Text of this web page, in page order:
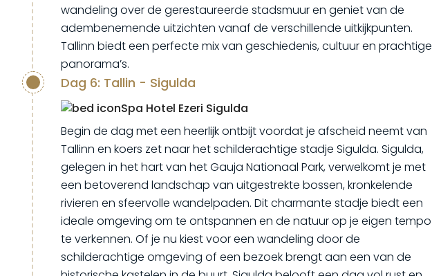
wandeling over de gerestaureerde stadsmuur en geniet van de
adembenemende uitzichten vanaf de verschillende uitkijkpunten.
Tallinn biedt een perfecte mix van geschiedenis, cultuur en prachtige
panorama’s.
Dag 6: Tallin - Sigulda
Spa Hotel Ezeri Sigulda
Begin de dag met een heerlijk ontbijt voordat je afscheid neemt van
Tallinn en koers zet naar het schilderachtige stadje Sigulda. Sigulda,
gelegen in het hart van het Gauja Nationaal Park, verwelkomt je met
een betoverend landschap van uitgestrekte bossen, kronkelende
rivieren en sfeervolle wandelpaden. Dit charmante stadje biedt een
ideale omgeving om te ontspannen en de natuur op je eigen tempo
te verkennen. Of je nu kiest voor een wandeling door de
schilderachtige omgeving of een bezoek brengt aan een van de